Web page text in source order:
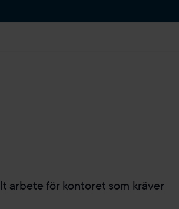
arbete för kontoret som kräver